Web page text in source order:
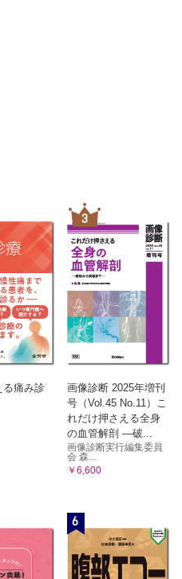
る痛み診
3
画像診断 2025年増刊
号（Vol.45 No.11）こ
れだけ押さえる全身
の血管解剖 ―破...
画像診断実行編集委員
会 森...
￥6,600
6